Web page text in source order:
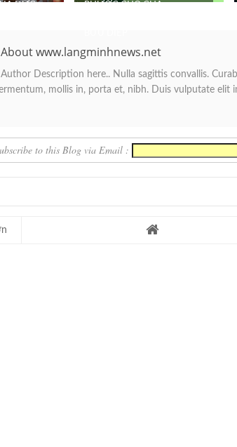
ĐỨC
PHƯỚC CHO CHA
About www.langminhnews.net
Author Description here.. Nulla sagittis convallis.
mollis in, porta et, nibh. Duis vulputate elit
to this Blog via Email :